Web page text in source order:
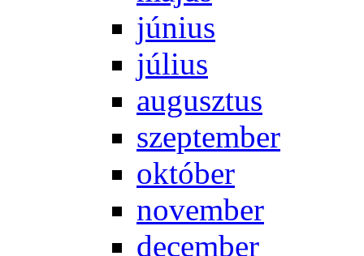
jú­ni­us
jú­li­us
au­gusz­tus
szep­tem­ber
ok­tó­ber
no­vem­ber
de­cem­ber